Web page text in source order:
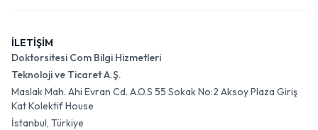
İLETİŞİM
Doktorsitesi Com Bilgi Hizmetleri
Teknoloji ve Ticaret A.Ş.
Maslak Mah. Ahi Evran Cd. A.O.S 55 Sokak No:2 Aksoy Plaza Giriş
Kat Kolektif House
İstanbul, Türkiye